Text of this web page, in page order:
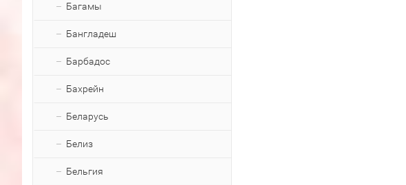
Багамы
Бангладеш
Барбадос
Бахрейн
Беларусь
Белиз
Бельгия